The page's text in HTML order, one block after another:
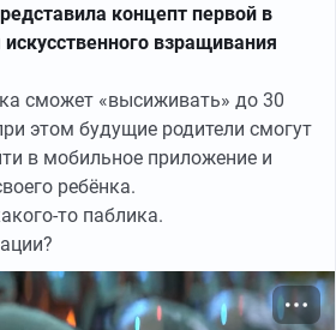
концепт первой в
взращивания
сможет «высиживать» до 30
этом будущие родители смогут
в мобильное приложение и
ребёнка.
то паблика.